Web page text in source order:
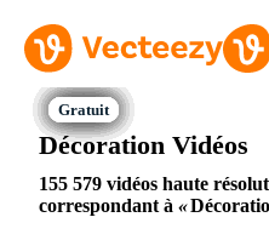
Décoration Vidéos
155 579 vidéos haute
correspondant à